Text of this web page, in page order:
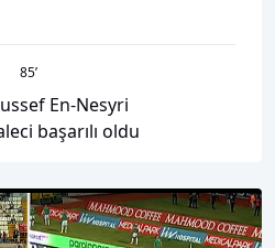
85’
En-Nesyri
başarılı oldu